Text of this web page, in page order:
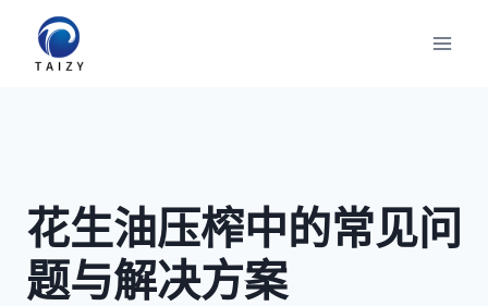
花生油压榨中的常见问
题与解决方案